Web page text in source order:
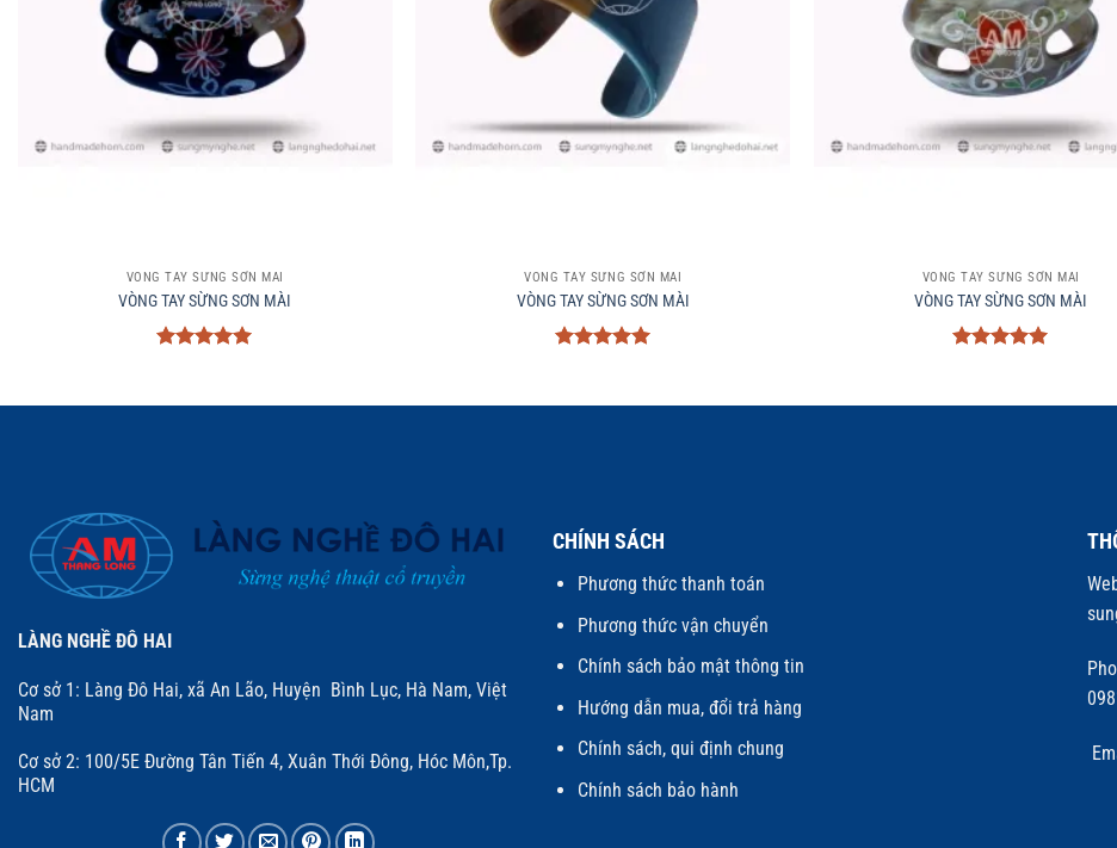
VÒNG TAY SỪNG SƠN MÀI
VÒNG TAY SỪNG SƠN MÀI
sao
VÒNG TAY SỪNG SƠN MÀI
VÒNG TAY SỪNG SƠN MÀI
sao
VÒNG TAY SỪNG SƠN MÀI
VÒNG TAY SỪNG SƠN MÀI
sao
LÀNG NGHỀ ĐÔ HAI
Cơ sở 1: Làng Đô Hai, xã An Lão, Huyện Bình Lục, Hà Nam, Việt
Nam
Cơ sở 2: 100/5E Đường Tân Tiến 4, Xuân Thới Đông, Hóc Môn,Tp.
HCM
CHÍNH SÁCH
Phương thức thanh toán
Phương thức vận chuyển
Chính sách bảo mật thông tin
Hướng dẫn mua, đổi trả hàng
Chính sách, qui định chung
Chính sách bảo hành